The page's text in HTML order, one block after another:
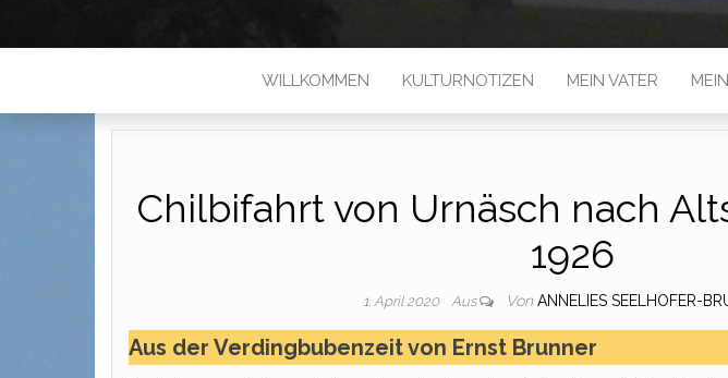
WILLKOMMEN KULTURNOTIZEN MEIN VATER
Chilbifahrt von Urnäsch nach
1926
1. April 2020 Aus Von ANNELIES SEELHOFER-
Aus der Verdingbubenzeit von Ernst Brunner